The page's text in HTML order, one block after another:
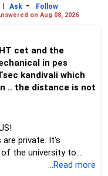
recent returns.
oriented funds.
| Ask -
Follow
on Aug 08, 2026
cet and the
in pes
kandivali which
.. the distance is not
private. It's
the university to
the university's
...Read more